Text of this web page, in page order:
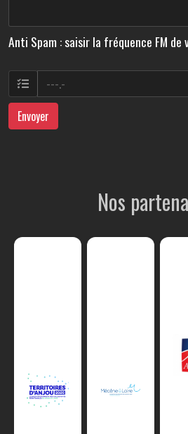
Anti Spam : saisir la fréquence FM de
Envoyer
Nos